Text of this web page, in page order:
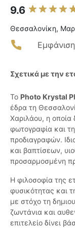
9.6
Θεσσαλονίκη,
Σχετικά με την
Το Photo Krystal
έδρα τη
Χαριλάου, η οποία
φωτογραφία και
προδιαγραφών.
και βαπτίσεων,
προσαρμοσμένη
Η φιλοσοφία της
φυσικότητας και
με στόχο τη
ζωντάνια και
επιτελείο δίνει